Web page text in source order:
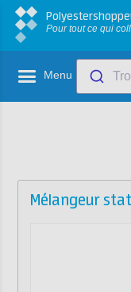
Pour tout ce qui
Menu
Mélangeur